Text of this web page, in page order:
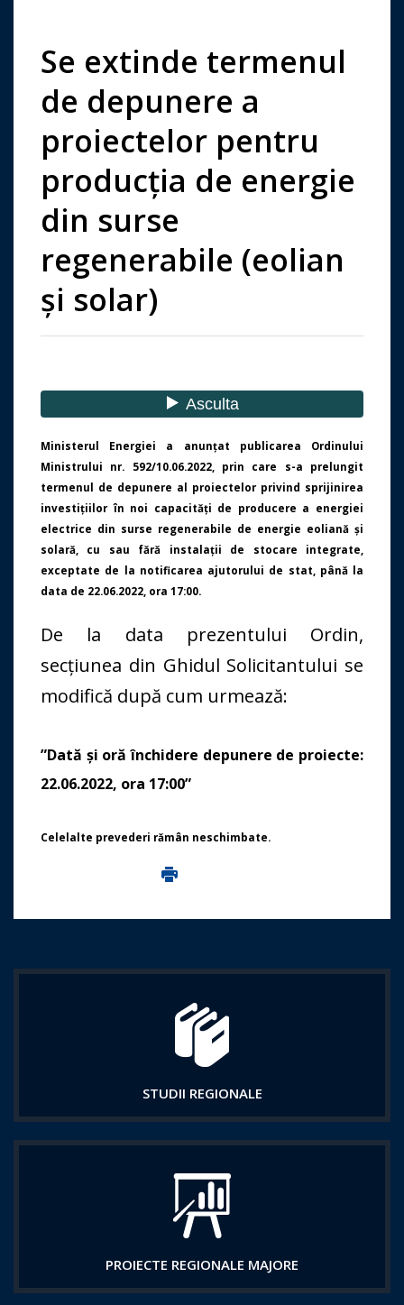
Se extinde termenul
de depunere a
proiectelor pentru
producția de energie
din surse
regenerabile (eolian
și solar)
Ministerul Energiei a anunțat publicarea Ordinului
Ministrului nr. 592/10.06.2022, prin care s-a prelungit
termenul de depunere al proiectelor privind sprijinirea
investițiilor în noi capacități de producere a energiei
electrice din surse regenerabile de energie eoliană și
solară, cu sau fără instalații de stocare integrate,
exceptate de la notificarea ajutorului de stat, până la
data de 22.06.2022, ora 17:00.
De la data prezentului Ordin,
secțiunea din Ghidul Solicitantului se
modifică după cum urmează:
”Dată și oră închidere depunere de proiecte:
22.06.2022, ora 17:00”
Celelalte prevederi rămân neschimbate.
Imprima aceasta pagina
STUDII REGIONALE
PROIECTE REGIONALE MAJORE